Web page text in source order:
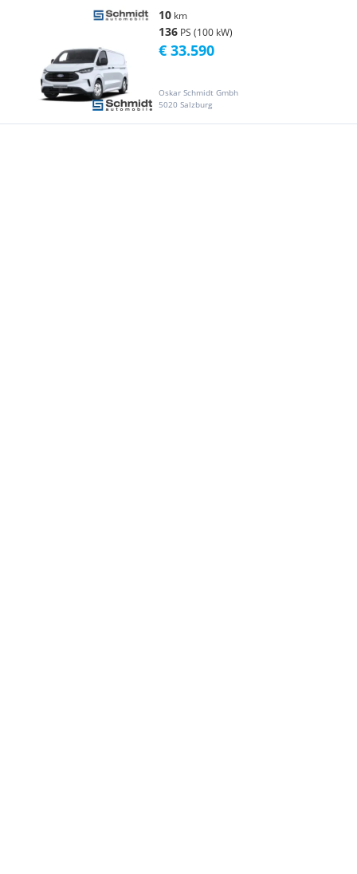
10 km
136 PS (100 kW)
Oskar Schmidt Gmbh
5020 Salzburg
€ 33.590